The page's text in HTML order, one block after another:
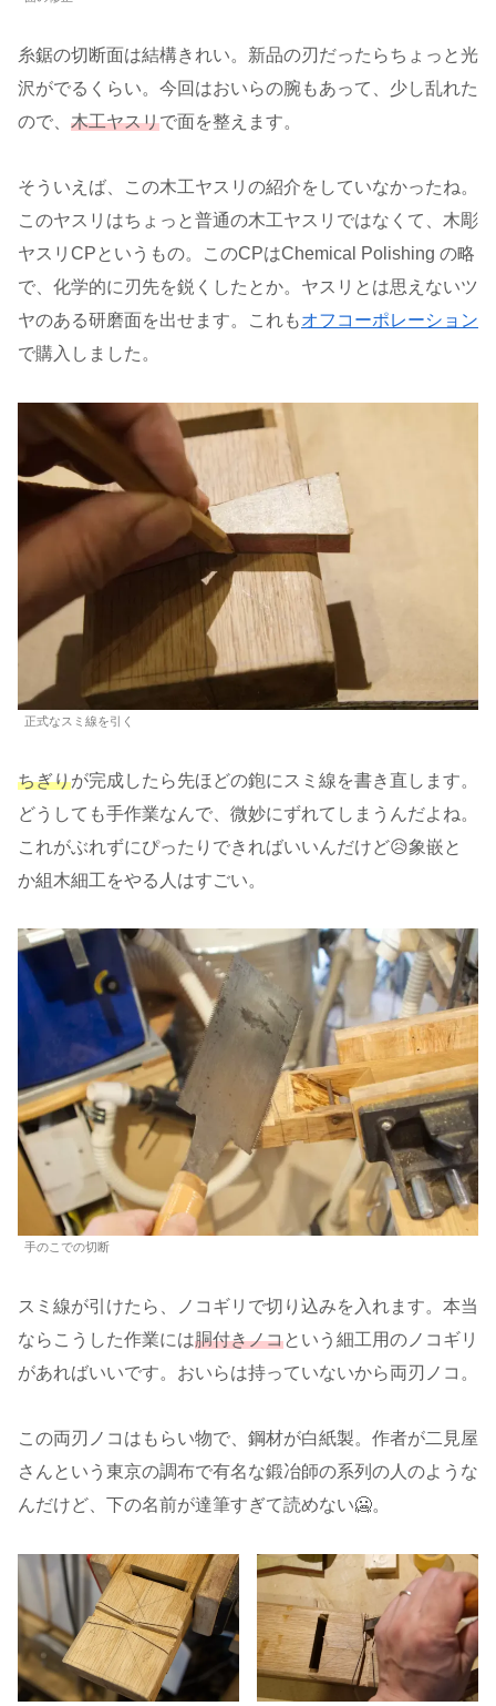
糸鋸の切断面は結構きれい。新品の刃だったらちょっと光
沢がでるくらい。今回はおいらの腕もあって、少し乱れた
ので、 木工ヤスリで面を整えます。
そういえば、この木工ヤスリの紹介をしていなかったね。
このヤスリはちょっと普通の木工ヤスリではなくて、木彫
ヤスリCPというもの。このCPはChemical Polishing の略
で、化学的に刃先を鋭くしたとか。ヤスリとは思えないツ
ヤのある研磨面を出せます。これもオフコーポレーション
で購入しました。
正式なスミ線を引く
ちぎりが完成したら先ほどの鉋にスミ線を書き直します。
どうしても手作業なんで、微妙にずれてしまうんだよね。
これがぶれずにぴったりできればいいんだけど😥象嵌と
か組木細工をやる人はすごい。
手のこでの切断
スミ線が引けたら、ノコギリで切り込みを入れます。本当
ならこうした作業には胴付きノコという細工用のノコギリ
があればいいです。おいらは持っていないから両刃ノコ。
この両刃ノコはもらい物で、鋼材が白紙製。作者が二見屋
さんという東京の調布で有名な鍛冶師の系列の人のような
んだけど、下の名前が達筆すぎて読めない🥶。